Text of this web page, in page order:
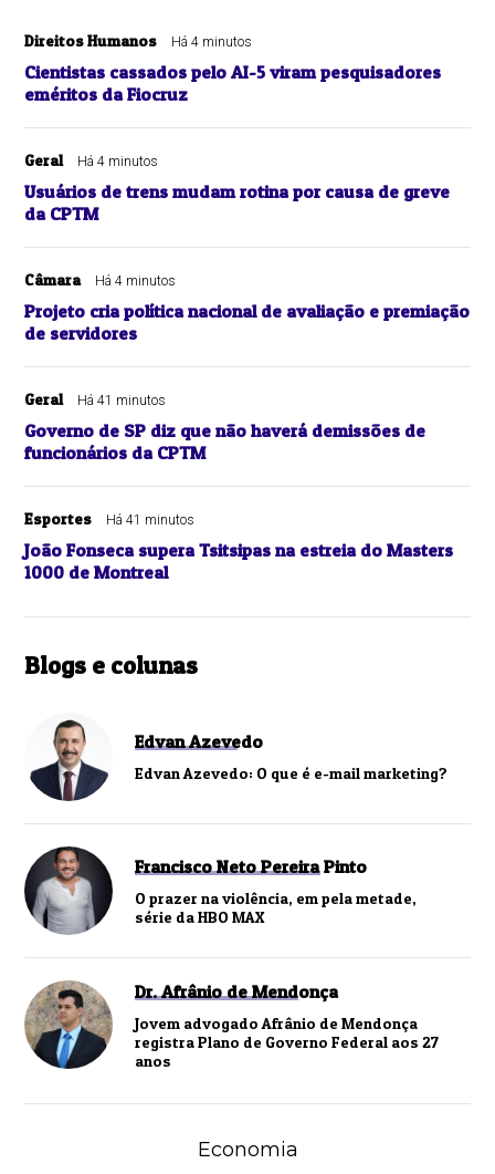
Direitos Humanos Há 4 minutos
Cientistas cassados pelo AI-5 viram pesquisadores
eméritos da Fiocruz
Geral Há 4 minutos
Usuários de trens mudam rotina por causa de greve
da CPTM
Câmara Há 4 minutos
Projeto cria política nacional de avaliação e premiação
de servidores
Geral Há 41 minutos
Governo de SP diz que não haverá demissões de
funcionários da CPTM
Esportes Há 41 minutos
João Fonseca supera Tsitsipas na estreia do Masters
1000 de Montreal
Blogs e colunas
Edvan Azevedo
Edvan Azevedo: O que é e-mail marketing?
Francisco Neto Pereira Pinto
O prazer na violência, em pela metade,
série da HBO MAX
Dr. Afrânio de Mendonça
Jovem advogado Afrânio de Mendonça
registra Plano de Governo Federal aos 27
anos
Economia